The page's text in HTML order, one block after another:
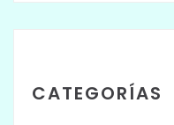
CATEGORÍAS